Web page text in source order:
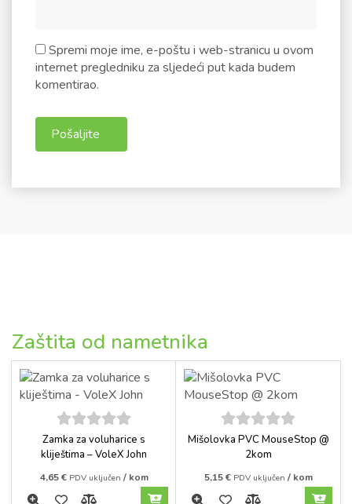
Spremi moje ime, e-poštu i web-stranicu u ovom
internet pregledniku za sljedeći put kada budem
komentirao.
Zaštita od nametnika
5out of
5
Zamka za voluharice s
kliještima – VoleX John
4,65€ PDV uključen / kom
5out of
Mišolovka PVC MouseStop @
2kom
5,15€ PDV uključen / kom